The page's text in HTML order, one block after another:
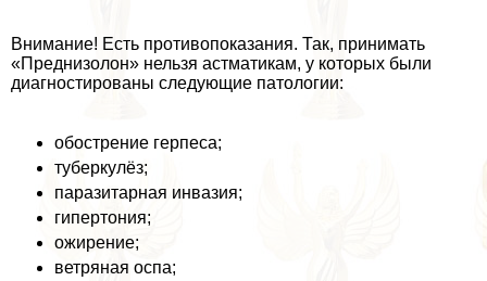
Внимание! Есть противопоказания. Так, принимать
«Преднизолон» нельзя астматикам, у которых были
диагностированы следующие патологии:
обострение гepпeса;
туберкулёз;
паразитарная инвазия;
гипертония;
ожирение;
ветряная оспа;